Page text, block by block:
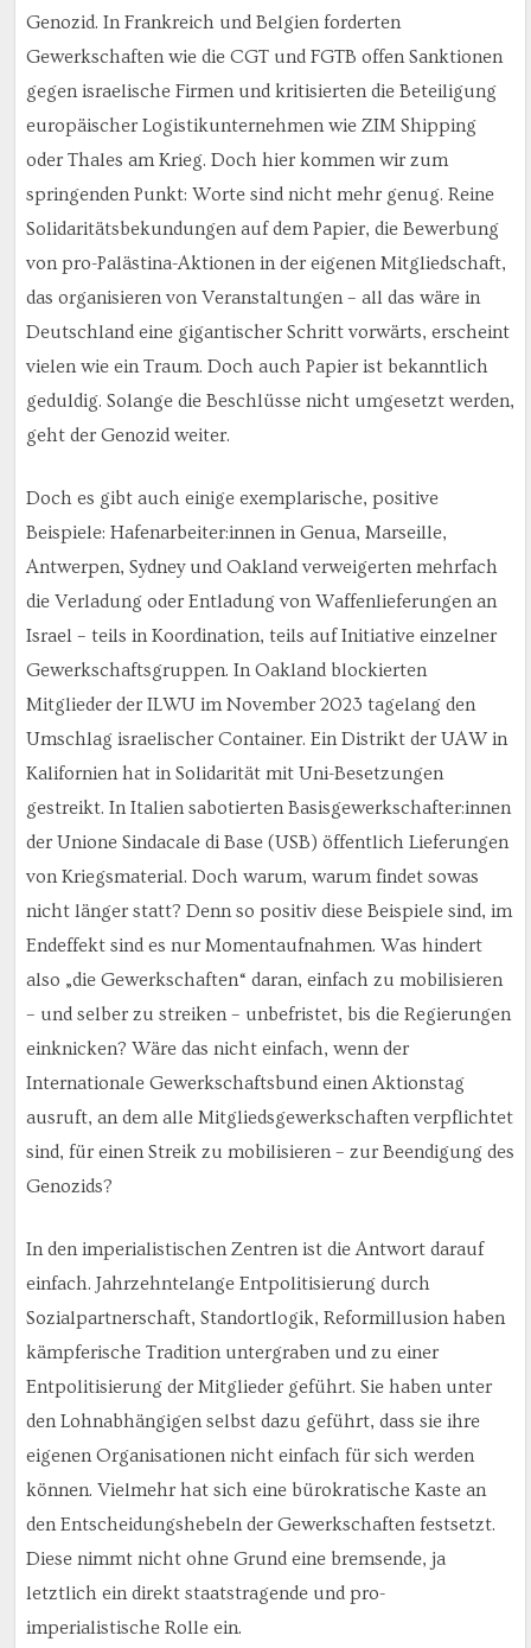
Genozid. In Frankreich und Belgien forderten
Gewerkschaften wie die CGT und FGTB offen Sanktionen
gegen israelische Firmen und kritisierten die Beteiligung
europäischer Logistikunternehmen wie ZIM Shipping
oder Thales am Krieg. Doch hier kommen wir zum
springenden Punkt: Worte sind nicht mehr genug. Reine
Solidaritätsbekundungen auf dem Papier, die Bewerbung
von pro-Palästina-Aktionen in der eigenen Mitgliedschaft,
das organisieren von Veranstaltungen – all das wäre in
Deutschland eine gigantischer Schritt vorwärts, erscheint
vielen wie ein Traum. Doch auch Papier ist bekanntlich
geduldig. Solange die Beschlüsse nicht umgesetzt werden,
geht der Genozid weiter.
Doch es gibt auch einige exemplarische, positive
Beispiele: Hafenarbeiter:innen in Genua, Marseille,
Antwerpen, Sydney und Oakland verweigerten mehrfach
die Verladung oder Entladung von Waffenlieferungen an
Israel – teils in Koordination, teils auf Initiative einzelner
Gewerkschaftsgruppen. In Oakland blockierten
Mitglieder der ILWU im November 2023 tagelang den
Umschlag israelischer Container. Ein Distrikt der UAW in
Kalifornien hat in Solidarität mit Uni-Besetzungen
gestreikt. In Italien sabotierten Basisgewerkschafter:innen
der Unione Sindacale di Base (USB) öffentlich Lieferungen
von Kriegsmaterial. Doch warum, warum findet sowas
nicht länger statt? Denn so positiv diese Beispiele sind, im
Endeffekt sind es nur Momentaufnahmen. Was hindert
also „die Gewerkschaften“ daran, einfach zu mobilisieren
– und selber zu streiken – unbefristet, bis die Regierungen
einknicken? Wäre das nicht einfach, wenn der
Internationale Gewerkschaftsbund einen Aktionstag
ausruft, an dem alle Mitgliedsgewerkschaften verpflichtet
sind, für einen Streik zu mobilisieren – zur Beendigung des
Genozids?
In den imperialistischen Zentren ist die Antwort darauf
einfach. Jahrzehntelange Entpolitisierung durch
Sozialpartnerschaft, Standortlogik, Reformillusion haben
kämpferische Tradition untergraben und zu einer
Entpolitisierung der Mitglieder geführt. Sie haben unter
den Lohnabhängigen selbst dazu geführt, dass sie ihre
eigenen Organisationen nicht einfach für sich werden
können. Vielmehr hat sich eine bürokratische Kaste an
den Entscheidungshebeln der Gewerkschaften festsetzt.
Diese nimmt nicht ohne Grund eine bremsende, ja
letztlich ein direkt staatstragende und pro-
imperialistische Rolle ein.